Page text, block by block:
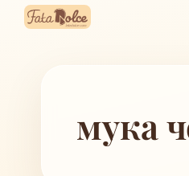
Перейти
мука